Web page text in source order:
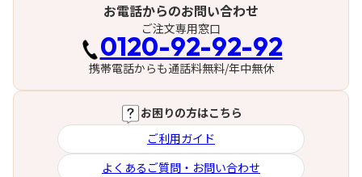
お電話からのお問い合わせ
ご注文専用窓口
0120-92-92-92
携帯電話からも通話料無料/年中無休
お困りの方はこちら
ご利用ガイド
よくあるご質問・お問い合わせ